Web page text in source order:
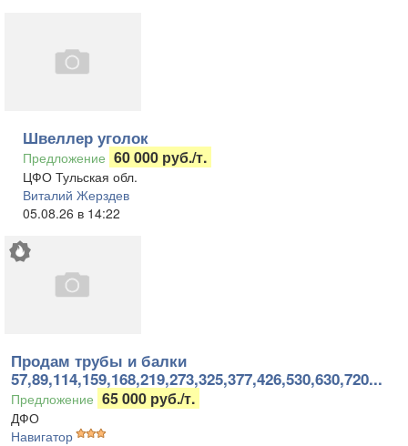
Швеллер уголок
Предложение 60 000 руб./т.
ЦФО Тульская обл.
Виталий Жерздев
05.08.26 в 14:22
Продам трубы и балки
57,89,114,159,168,219,273,325,377,426,530,630,720...
Предложение 65 000 руб./т.
ДФО
Навигатор